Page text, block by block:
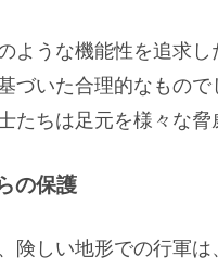
ような機能性を追求
づいた合理的なもの
たちは足元を様々な脅
の保護
険しい地形での行軍